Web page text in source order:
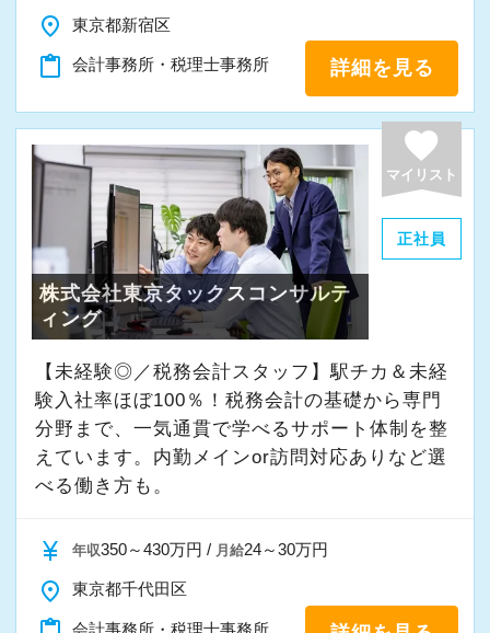
★当事務所ではこんな方をお待ちしています！
当事務所では、職員同士が協力しながら気持ち
よく働ける環境づくりを大切にしています。
経験やスキルももちろん重要ですが、それ以上
に周囲への思いやりや感謝の気持ちを持ち、誠
実に仕事へ向き合える方と一緒に働きたいと考
えています。
・素直な姿勢で新しいことを学べる方
・周囲と協力しながら業務を進められる方
・お客様や仲間に対して誠実に対応できる方
・成長意欲を持ち、前向きにチャレンジできる
方
また、当事務所ではDX化や業務改善などにも積
極的に取り組んでいます。
place 東京都新宿区
content_paste 会計事務所・税理士事務所 詳細を見る
favorite
マイリスト
正社員
株式会社東京タックスコンサルテ
ィング
【未経験◎／税務会計スタッフ】駅チカ＆未経
験入社率ほぼ100％！税務会計の基礎から専門
分野まで、一気通貫で学べるサポート体制を整
えています。内勤メインor訪問対応ありなど選
べる働き方も。
currency_yen 年収350～430万円 / 月給24～30万円
place 東京都千代田区
会計事務所・税理士事務所